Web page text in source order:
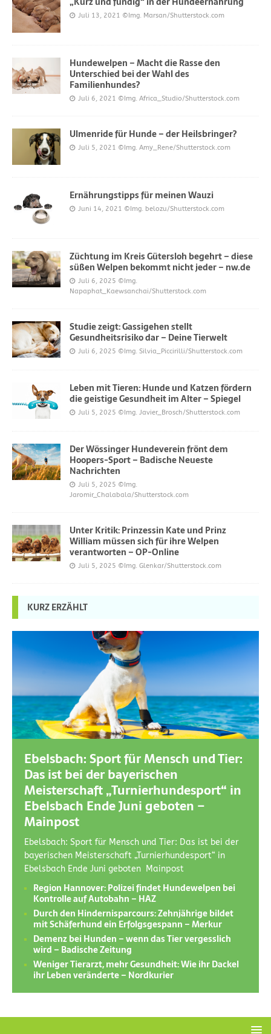
Juli 13, 2021 ©Img. Marsan/Shutterstock.com
Hundewelpen – Macht die Rasse den
Unterschied bei der Wahl des
Familienhundes?
Juli 6, 2021 ©Img. Africa_Studio/Shutterstock.com
Ulmenride für Hunde – der Heilsbringer?
Juli 5, 2021 ©Img. Amy_Rene/Shutterstock.com
Ernährungstipps für meinen Wauzi
Juni 14, 2021 ©Img. belozu/Shutterstock.com
Züchtung im Kreis Gütersloh begehrt – diese
süßen Welpen bekommt nicht jeder – nw.de
Juli 6, 2025 ©Img.
Napaphat_Kaewsanchai/Shutterstock.com
Studie zeigt: Gassigehen stellt
Gesundheitsrisiko dar – Deine Tierwelt
Juli 6, 2025 ©Img. Silvia_Piccirilli/Shutterstock.com
Leben mit Tieren: Hunde und Katzen fördern
die geistige Gesundheit im Alter – Spiegel
Juli 5, 2025 ©Img. Javier_Brosch/Shutterstock.com
Der Wössinger Hundeverein frönt dem
Hoopers-Sport – Badische Neueste
Nachrichten
Juli 5, 2025 ©Img.
Jaromir_Chalabala/Shutterstock.com
Unter Kritik: Prinzessin Kate und Prinz
William müssen sich für ihre Welpen
verantworten – OP-Online
Juli 5, 2025 ©Img. Glenkar/Shutterstock.com
KURZ ERZÄHLT
Ebelsbach: Sport für Mensch und Tier:
Das ist bei der bayerischen
Meisterschaft „Turnierhundesport“ in
Ebelsbach Ende Juni geboten –
Mainpost
Ebelsbach: Sport für Mensch und Tier: Das ist bei der
bayerischen Meisterschaft „Turnierhundesport“ in
Ebelsbach Ende Juni geboten Mainpost
Region Hannover: Polizei findet Hundewelpen bei
Kontrolle auf Autobahn – HAZ
Durch den Hindernisparcours: Zehnjährige bildet
mit Schäferhund ein Erfolgsgespann – Merkur
Demenz bei Hunden – wenn das Tier vergesslich
wird – Badische Zeitung
Weniger Tierarzt, mehr Gesundheit: Wie ihr Dackel
ihr Leben veränderte – Nordkurier